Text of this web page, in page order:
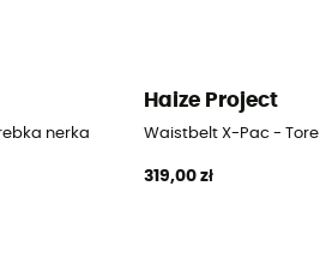
nerka
Haize Project
Waistbelt X-Pac -
319,00 zł